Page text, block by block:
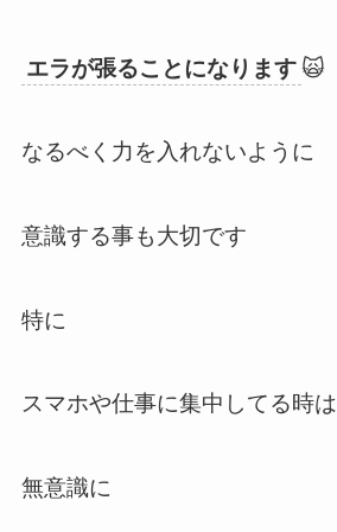
エラが張ることになります🙀
なるべく力を入れないように
意識する事も大切です
特に
スマホや仕事に集中してる時は
無意識に